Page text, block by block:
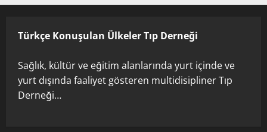
2
Sempozyumu
3 Ağustos 2026
TÜRKTIP2026 DUYURU – Refakatçi Ön
Talep Süreci Başladı
Türkçe Konuşulan Ülkeler Tıp Derneği
Sağlık, kültür ve eğitim alanlarında yurt içinde ve
yurt dışında faaliyet gösteren multidisipliner Tıp
Derneği…